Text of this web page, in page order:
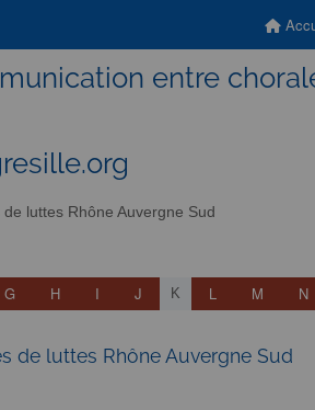
entre
luttes Rhône Auvergne Sud
G H I J K L M N
de luttes Rhône Auvergne Sud